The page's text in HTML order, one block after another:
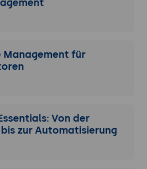
Management für
Von der
zur Automatisierung